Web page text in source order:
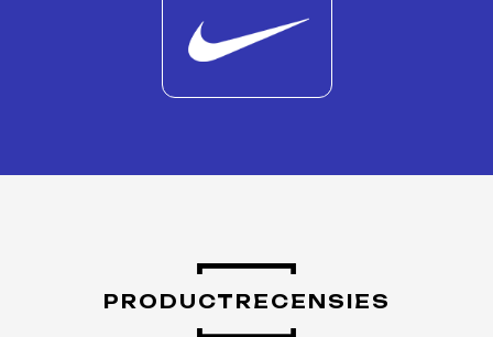
PRODUCTRECENSIES